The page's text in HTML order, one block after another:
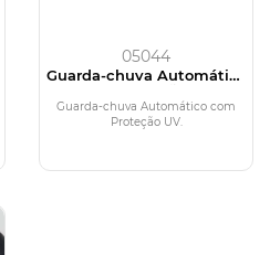
05044
Guarda-chuva Automático
Guarda-chuva Automático com
Proteção UV.